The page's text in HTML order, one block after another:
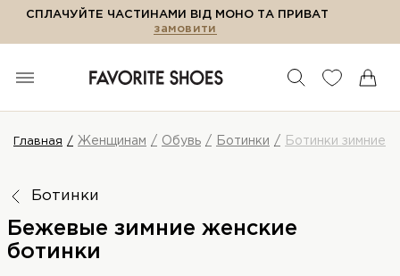
СПЛАЧУЙТЕ ЧАСТИНАМИ ВІД МОНО ТА ПРИВАТ
замовити
Главная Женщинам Обувь Ботинки Ботинки зимние
Ботинки
Бежевые зимние женские
ботинки